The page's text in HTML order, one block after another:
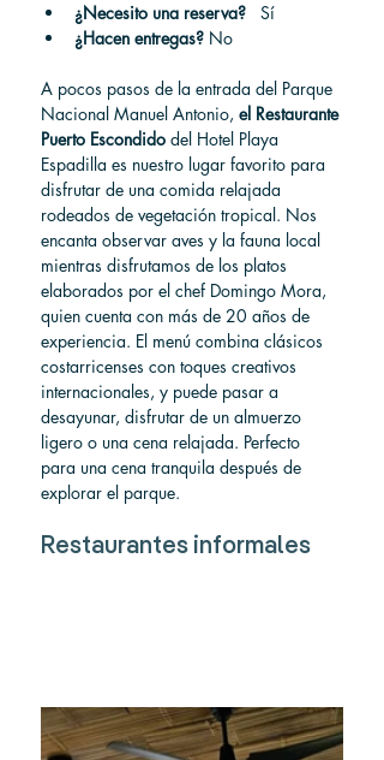
¿Necesito una reserva?
Sí
¿Hacen entregas? No
A pocos pasos de la entrada del Parque
Nacional Manuel Antonio, el Restaurante
Puerto Escondido del Hotel Playa
Espadilla es nuestro lugar favorito para
disfrutar de una comida relajada
rodeados de vegetación tropical. Nos
encanta observar aves y la fauna local
mientras disfrutamos de los platos
elaborados por el chef Domingo Mora,
quien cuenta con más de 20 años de
experiencia. El menú combina clásicos
costarricenses con toques creativos
internacionales, y puede pasar a
desayunar, disfrutar de un almuerzo
ligero o una cena relajada. Perfecto
para una cena tranquila después de
explorar el parque.
Restaurantes informales